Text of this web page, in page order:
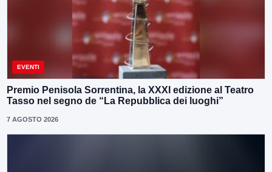
EVENTI
Premio Penisola Sorrentina, la XXXI edizione al Teatro
Tasso nel segno de “La Repubblica dei luoghi”
7 AGOSTO 2026